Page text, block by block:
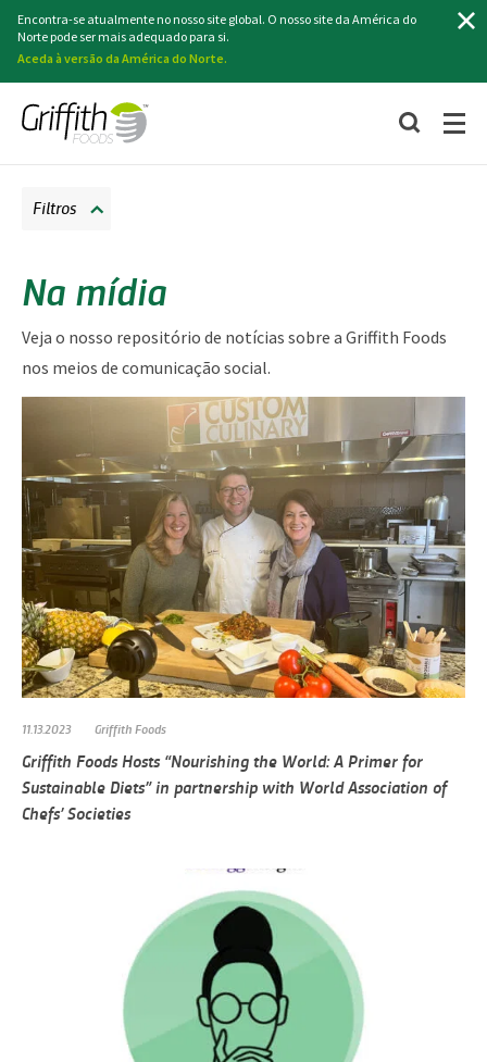
Encontra-se atualmente no nosso site global. O nosso site da América do
Norte pode ser mais adequado para si.
Aceda à versão da América do Norte.
Na mídia
Veja o nosso repositório de notícias sobre a Griffith Foods
nos meios de comunicação social.
Filtros
11.13.2023 Griffith Foods
Griffith Foods Hosts “Nourishing the World: A Primer for
Sustainable Diets” in partnership with World Association of
Chefs’ Societies